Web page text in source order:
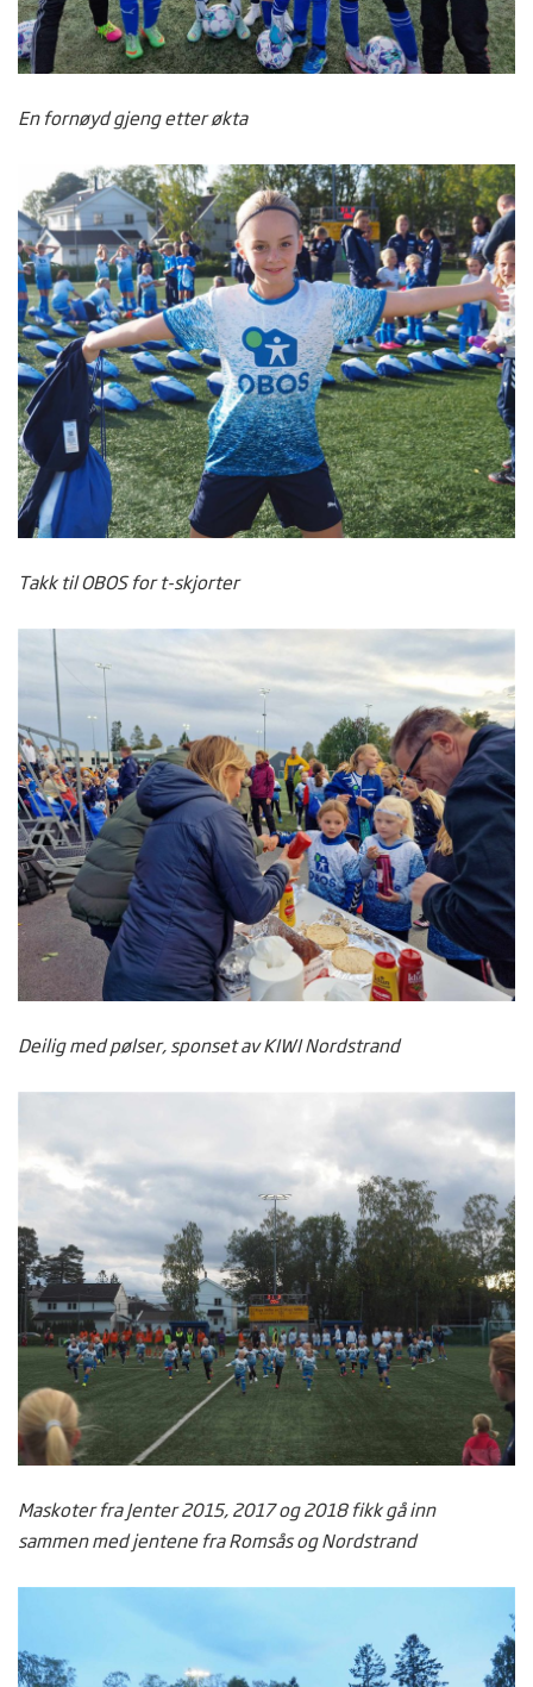
En fornøyd gjeng etter økta
Takk til OBOS for t-skjorter
Deilig med pølser, sponset av KIWI Nordstrand
Maskoter fra Jenter 2015, 2017 og 2018 fikk gå inn
sammen med jentene fra Romsås og Nordstrand